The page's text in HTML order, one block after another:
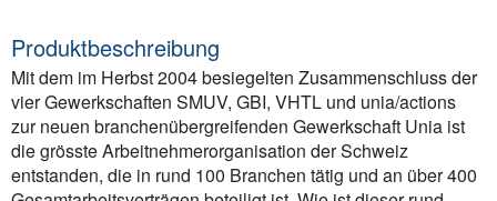
Produktbeschreibung
Mit dem im Herbst 2004 besiegelten Zusammenschluss der
vier Gewerkschaften SMUV, GBI, VHTL und unia/actions
zur neuen branchenübergreifenden Gewerkschaft Unia ist
die grösste Arbeitnehmerorganisation der Schweiz
entstanden, die in rund 100 Branchen tätig und an über 400